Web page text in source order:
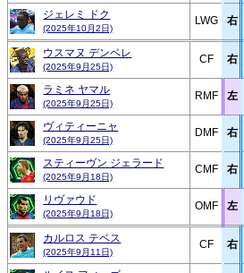
ジェレミ ドク
(2025年10月2日)
LWG 右
ウスマヌ デンベレ
(2025年9月25日)
CF 右
ラミネ ヤマル
(2025年9月25日)
RMF 左
ヴィティーニャ
(2025年9月25日)
DMF 右
スティーヴン ジェラード
(2025年9月18日)
CMF 右
リヴァウド
(2025年9月18日)
OMF 左
カルロス テベス
(2025年9月11日)
CF 右